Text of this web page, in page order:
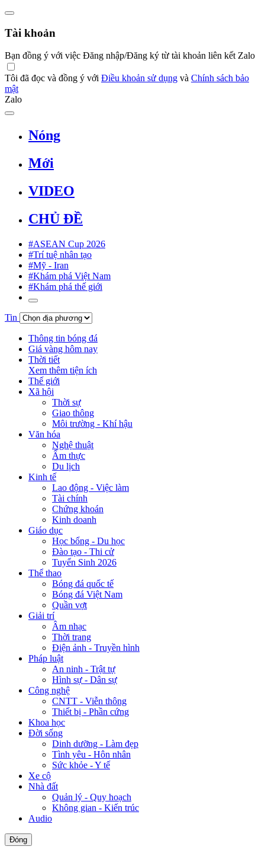
Tài khoản
Bạn đồng ý với việc Đăng nhập/Đăng ký từ tài khoản liên kết Zalo
Tôi đã đọc và đồng ý với Điều khoản sử dụng và Chính sách bảo
mật
Zalo
Nóng
Mới
VIDEO
CHỦ ĐỀ
#ASEAN Cup 2026
#Trí tuệ nhân tạo
#Mỹ - Iran
#Khám phá Việt Nam
#Khám phá thế giới
Tin
Thông tin bóng đá
Giá vàng hôm nay
Thời tiết
Xem thêm tiện ích
Thế giới
Xã hội
Thời sự
Giao thông
Môi trường - Khí hậu
Văn hóa
Nghệ thuật
Ẩm thực
Du lịch
Kinh tế
Lao động - Việc làm
Tài chính
Chứng khoán
Kinh doanh
Giáo dục
Học bổng - Du học
Đào tạo - Thi cử
Tuyển Sinh 2026
Thể thao
Bóng đá quốc tế
Bóng đá Việt Nam
Quần vợt
Giải trí
Âm nhạc
Thời trang
Điện ảnh - Truyền hình
Pháp luật
An ninh - Trật tự
Hình sự - Dân sự
Công nghệ
CNTT - Viễn thông
Thiết bị - Phần cứng
Khoa học
Đời sống
Dinh dưỡng - Làm đẹp
Tình yêu - Hôn nhân
Sức khỏe - Y tế
Xe cộ
Nhà đất
Quản lý - Quy hoạch
Không gian - Kiến trúc
Audio
Đóng